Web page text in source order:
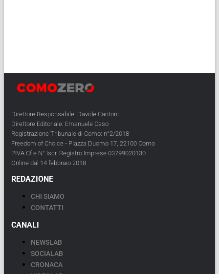
Direttore Responsabile: Davide Cantoni
Direttore Editoriale: Emanuele Caso
Registrazione Tribunale di Como: n°2/2018
Freedom of Choice - Piazza Duomo 17, 22100 Como
PIVA Cf e N° Iscr. Registro Imprese 03799020130
Online dal 14 febbraio 2018
REDAZIONE
CHI SIAMO
CONTATTI
CANALI
NEWSLAB
SOCIALAB
CRONACA